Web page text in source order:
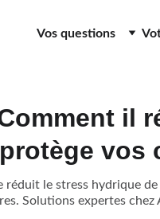
Vos questions
il
réduit le stress hydrique
Solutions expertes